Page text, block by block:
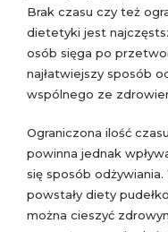
Brak czasu czy też
dietetyki jest
osób sięga po
najłatwiejszy sposób
wspólnego ze
Ograniczona ilość
powinna jednak
się sposób
powstały diety
można cieszyć